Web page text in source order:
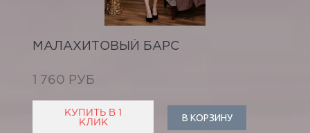
МАЛАХИТОВЫЙ БАРС
1 760 РУБ
КУПИТЬ В 1
КЛИК
В КОРЗИНУ